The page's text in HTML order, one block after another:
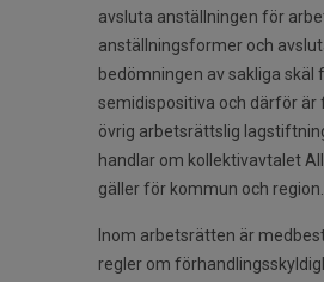
avsluta anställningen för
anställningsformer och
bedömningen av sakliga
semidispositiva och därför
övrig arbetsrättslig
handlar om kollektivavtalet
gäller för kommun och region.
Inom arbetsrätten är
regler om